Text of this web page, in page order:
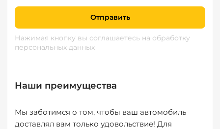
Отправить
Нажимая кнопку вы соглашаетесь на обработку
персональных данных
Наши преимущества
Мы заботимся о том, чтобы ваш автомобиль
доставлял вам только удовольствие! Для